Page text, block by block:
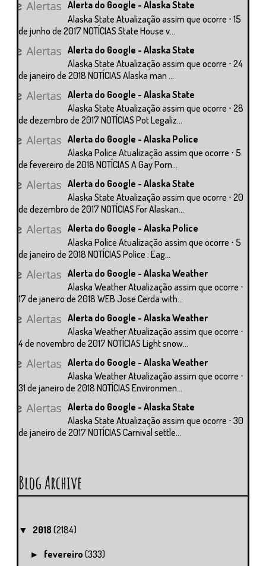
Alerta do Google - Alaska State
Alaska State Atualização assim que ocorre ⋅ 15
de junho de 2017 NOTÍCIAS State House v...
Alerta do Google - Alaska State
Alaska State Atualização assim que ocorre ⋅ 24
de janeiro de 2018 NOTÍCIAS Alaska man ...
Alerta do Google - Alaska State
Alaska State Atualização assim que ocorre ⋅ 28
de dezembro de 2017 NOTÍCIAS Pot Legaliz...
Alerta do Google - Alaska Police
Alaska Police Atualização assim que ocorre ⋅ 5
de fevereiro de 2018 NOTÍCIAS A Gay Porn...
Alerta do Google - Alaska State
Alaska State Atualização assim que ocorre ⋅ 20
de dezembro de 2017 NOTÍCIAS For Alaskan...
Alerta do Google - Alaska Police
Alaska Police Atualização assim que ocorre ⋅ 5
de janeiro de 2018 NOTÍCIAS Police : Eag...
Alerta do Google - Alaska Weather
Alaska Weather Atualização assim que ocorre ⋅
17 de janeiro de 2018 WEB Jose Cerda with...
Alerta do Google - Alaska Weather
Alaska Weather Atualização assim que ocorre ⋅
4 de novembro de 2017 NOTÍCIAS Light snow...
Alerta do Google - Alaska Weather
Alaska Weather Atualização assim que ocorre ⋅
31 de janeiro de 2018 NOTÍCIAS Environmen...
Alerta do Google - Alaska State
Alaska State Atualização assim que ocorre ⋅ 30
de janeiro de 2017 NOTÍCIAS Carnival settle...
Blog Archive
▼ 2018 (2184)
► fevereiro(333)